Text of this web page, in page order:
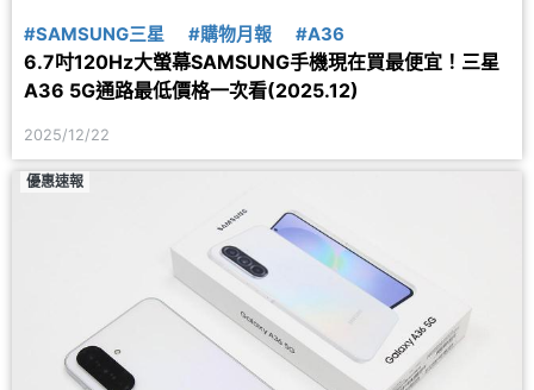
#SAMSUNG三星 #購物月報 #A36
6.7吋120Hz大螢幕SAMSUNG手機現在買最便宜！三星
A36 5G通路最低價格一次看(2025.12)
2025/12/22
優惠速報